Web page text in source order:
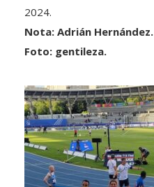
2024.
Nota: Adrián Hernández.
Foto: gentileza.